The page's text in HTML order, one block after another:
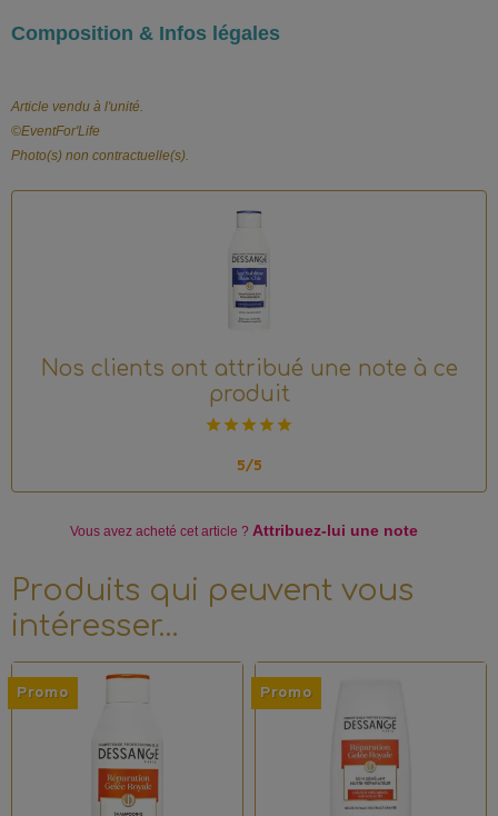
Composition & Infos légales
Article vendu à l'unité.
©️EventFor'Life
Photo(s) non contractuelle(s).
Nos clients ont attribué une note à ce
produit
5/5
Vous avez acheté cet article ? Attribuez-lui une note
Produits qui peuvent vous
intéresser…
Promo Promo